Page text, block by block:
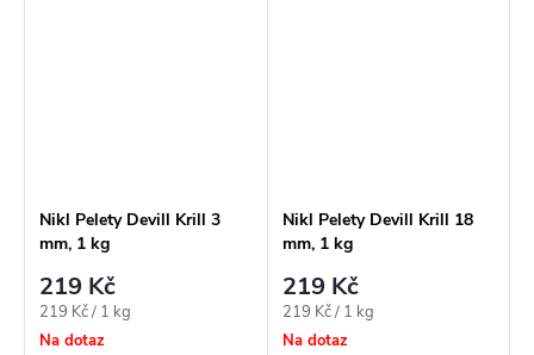
Nikl Pelety Devill Krill 3
mm, 1 kg
219 Kč
Měrná
cena:
219 Kč / 1 kg
Na dotaz
Nikl Pelety Devill Krill 18
mm, 1 kg
219 Kč
Měrná
cena:
219 Kč / 1 kg
Na dotaz